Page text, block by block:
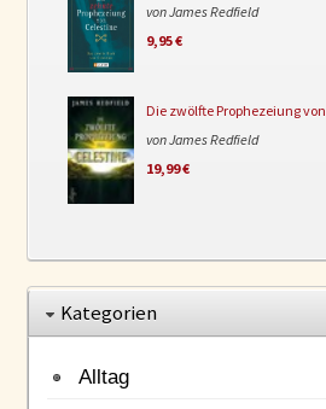
von James Redfield
9,95 €
Die zwölfte Prophezeiung
von James Redfield
19,99 €
Kategorien
Alltag